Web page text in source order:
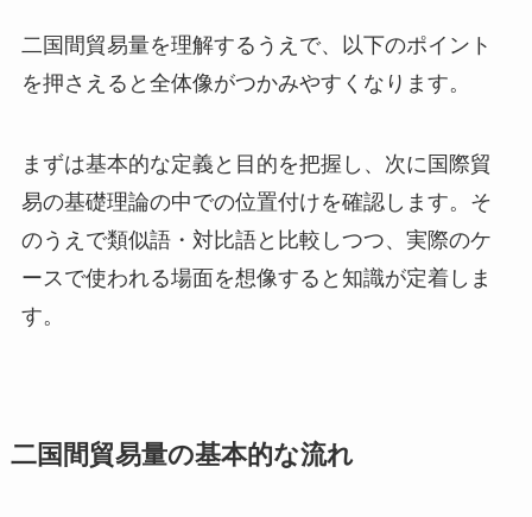
二国間貿易量を理解するうえで、以下のポイント
を押さえると全体像がつかみやすくなります。
まずは基本的な定義と目的を把握し、次に国際貿
易の基礎理論の中での位置付けを確認します。そ
のうえで類似語・対比語と比較しつつ、実際のケ
ースで使われる場面を想像すると知識が定着しま
す。
二国間貿易量の基本的な流れ